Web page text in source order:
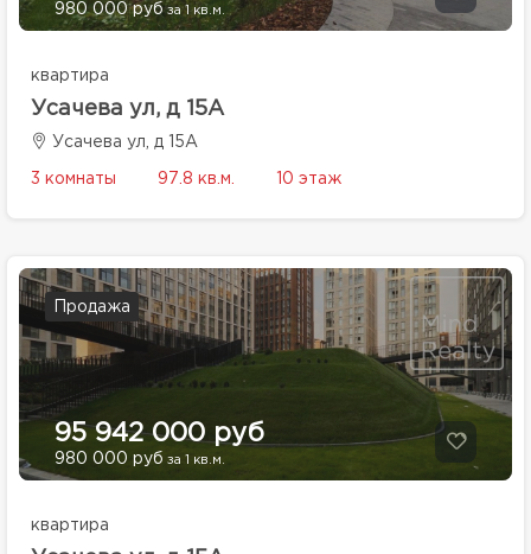
980 000 руб за 1 кв.м.
квартира
Усачева ул, д 15А
Усачева ул, д 15А
3 комнаты 97.8 кв.м. 10 этаж
Продажа
95 942 000 руб
980 000 руб за 1 кв.м.
квартира